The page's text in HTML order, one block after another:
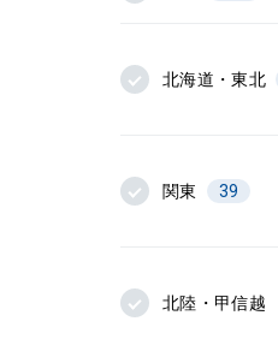
北海道・東北
関東 39
北陸・甲信越